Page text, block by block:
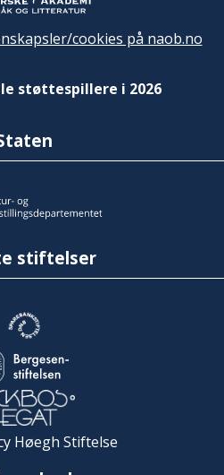
cookies på naob.no
støttespillere i 2026
stiftelser
Høegh Stiftelse